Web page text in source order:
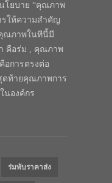
โยบาย “คุณภาพ
รให้ความสำคัญ
ณภาพในทีนี้มี
คือร่ม , คุณภาพ
อการตรงต่อ
ดท้ายคุณภาพการ
นองค์กร
ร่มพับราคาส่ง